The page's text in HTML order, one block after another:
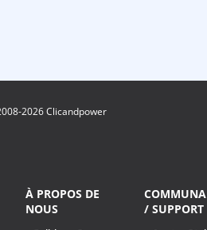
2026 Clicandpower
À PROPOS DE
NOUS
/ SUPPORT